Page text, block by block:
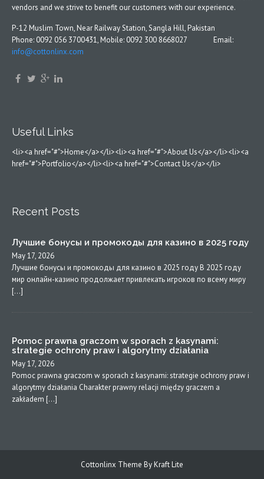
vendors and we strive to benefit our customers with our experience.
P-12 Muslim Town, Near Railway Station, Sangla Hill, Pakistan
Phone: 0092 056 3700431, Mobile: 0092 300 8668027 Email:
info@cottonlinx.com
Useful Links
<li><a href="#">Home</a></li><li><a href="#">About Us</a></li><li><a
href="#">Portfolio</a></li><li><a href="#">Contact Us</a></li>
Recent Posts
Лучшие бонусы и промокоды для казино в 2025 году
May 17, 2026
Лучшие бонусы и промокоды для казино в 2025 году В 2025 году
мир онлайн-казино продолжает привлекать игроков по всему миру
[…]
Pomoc prawna graczom w sporach z kasynami:
strategie ochrony praw i algorytmy działania
May 17, 2026
Pomoc prawna graczom w sporach z kasynami: strategie ochrony praw i
algorytmy działania Charakter prawny relacji między graczem a
zakładem […]
Cottonlinx Theme By Kraft Lite